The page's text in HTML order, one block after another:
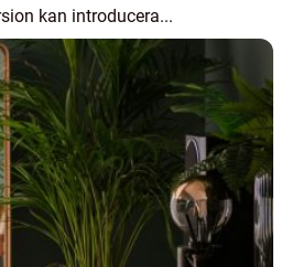
kan introducera...